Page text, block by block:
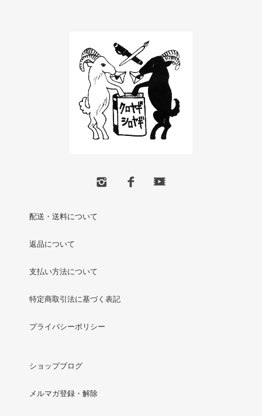
配送・送料について
返品について
支払い方法について
特定商取引法に基づく表記
プライバシーポリシー
ショップブログ
メルマガ登録・解除